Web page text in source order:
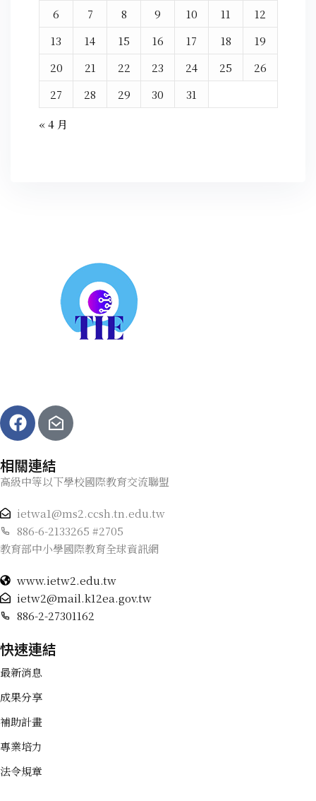
6
7 8 9 10 11
12
13
14 15 16 17 18
19
20
21 22 23 24 25
26
27
28 29 30
31
« 4 月
相關連結
高級中等以下學校國際教育交流聯盟
ietwa1@ms2.ccsh.tn.edu.tw
886-6-2133265 #2705
教育部中小學國際教育全球資訊網
www.ietw2.edu.tw
ietw2@mail.k12ea.gov.tw
886-2-27301162
快速連結
最新消息
成果分享
補助計畫
專業培力
法令規章